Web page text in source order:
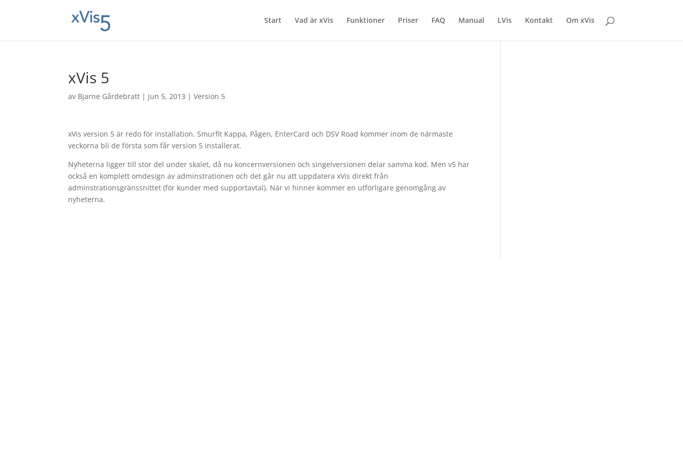
Start Vad är xVis Funktioner Priser FAQ Manual LVis Kontakt Om xVis
xVis 5
av Bjarne Gårdebratt | jun 5, 2013 |Version 5
xVis version 5 är redo för installation. Smurfit Kappa, Pågen, EnterCard och DSV Road kommer inom de närmaste
veckorna bli de första som får version 5 installerat.
Nyheterna ligger till stor del under skalet, då nu koncernversionen och singelversionen delar samma kod. Men v5 har
också en komplett omdesign av adminstrationen och det går nu att uppdatera xVis direkt från
adminstrationsgränssnittet (för kunder med supportavtal). När vi hinner kommer en utförligare genomgång av
nyheterna.